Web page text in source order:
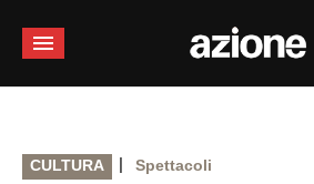
CULTURA | Spettacoli